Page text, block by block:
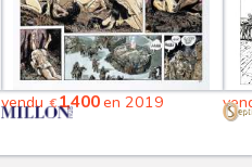
vendu€1,400en 2019